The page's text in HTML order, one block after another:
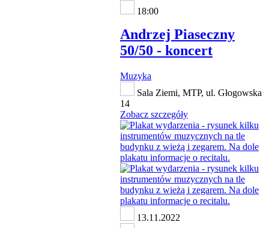
18:00
Andrzej Piaseczny
50/50 - koncert
Muzyka
Sala Ziemi, MTP, ul. Głogowska
14
Zobacz szczegóły
13.11.2022